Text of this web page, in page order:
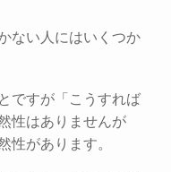
ない人にはいくつか
ですが「こうすれば
性はありませんが
性があります。